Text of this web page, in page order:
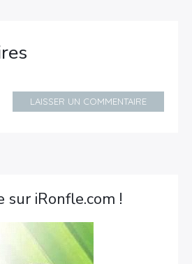
LAISSER UN COMMENTAIRE
sur iRonfle.com !